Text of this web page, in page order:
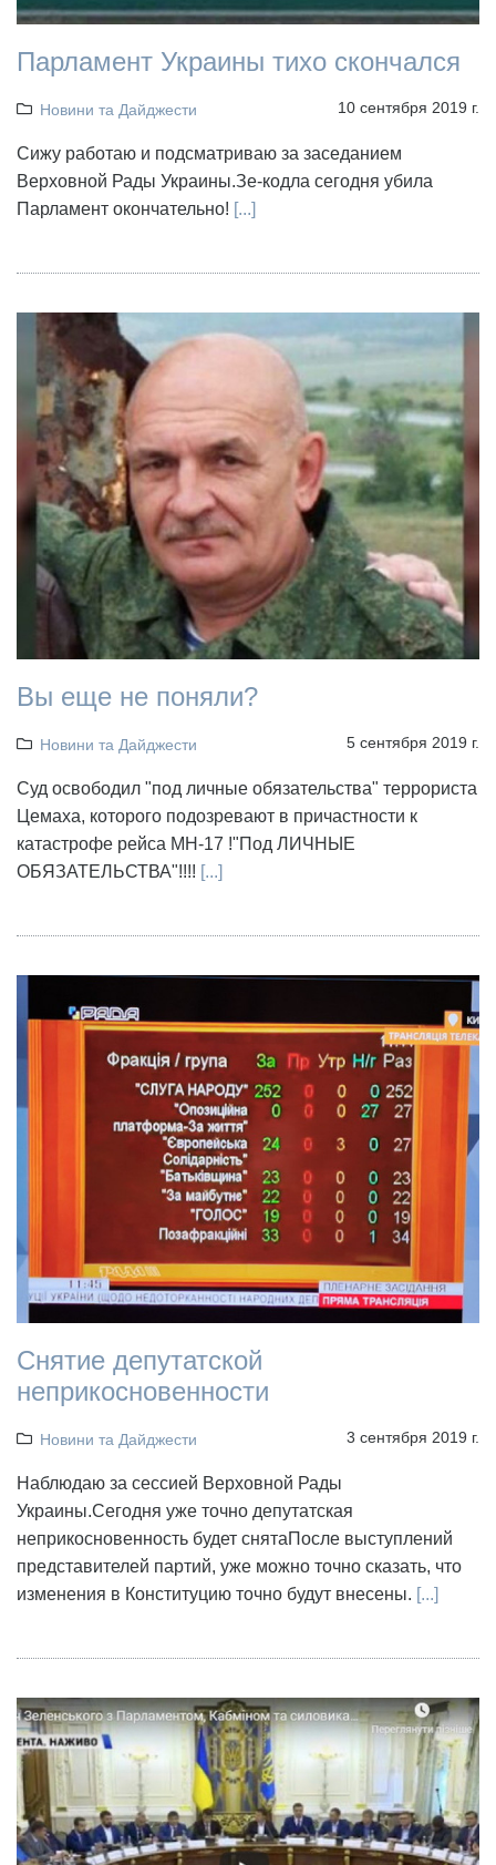
Парламент Украины тихо скончался
Новини та Дайджести 10 сентября 2019 г.
Сижу работаю и подсматриваю за заседанием
Верховной Рады Украины.Зе-кодла сегодня убила
Парламент окончательно! [...]
Вы еще не поняли?
Новини та Дайджести 5 сентября 2019 г.
Суд освободил "под личные обязательства" террориста
Цемаха, которого подозревают в причастности к
катастрофе рейса МН-17 !"Под ЛИЧНЫЕ
ОБЯЗАТЕЛЬСТВА"!!!! [...]
Снятие депутатской
неприкосновенности
Новини та Дайджести 3 сентября 2019 г.
Наблюдаю за сессией Верховной Рады
Украины.Сегодня уже точно депутатская
неприкосновенность будет снятаПосле выступлений
представителей партий, уже можно точно сказать, что
изменения в Конституцию точно будут внесены. [...]